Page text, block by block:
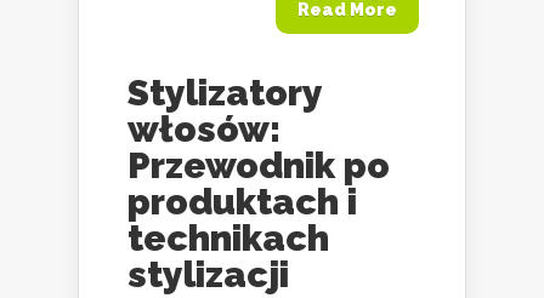
Read More
Stylizatory
włosów:
Przewodnik po
produktach i
technikach
stylizacji